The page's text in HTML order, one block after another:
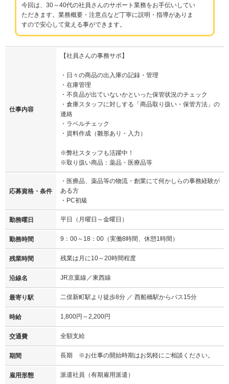
今回は、30～40代の社員さんのサポート業務をお手伝いしてい
ただきます。業務概要・注意点など丁寧に説明・指導がありま
すので安心して覚える事ができます。
仕事内容
【社員さんの事務サポ】
・日々の商品の出入庫の記録・管理
・在庫管理
・不良品が出ていないかといった保管状況のチェック
・倉庫スタッフに対しする「商品取り扱い・保管方法」の
連絡
・ラベルチェック
・資料作成（雛形あり・入力）
※弊社スタッフも活躍中！
※取り扱い商品：薬品・医療品等
応募資格・条件
・医療品、薬品等の物流・創業にて何かしらの事務経験が
ある方
・PC初級
勤務曜日 平日（月曜日～金曜日）
勤務時間 9：00～18：00（実働8時間、休憩1時間）
残業時間 残業は月に10～20時間程度
沿線名 JR京葉線／東西線
最寄り駅 二俣新町駅より徒歩8分 ／ 西船橋駅からバス15分
時給 1,800円～2,200円
交通費 全額支給
期間 長期 ※お仕事の開始時期はお気軽にご相談ください。
雇用形態 派遣社員（有期雇用派遣）